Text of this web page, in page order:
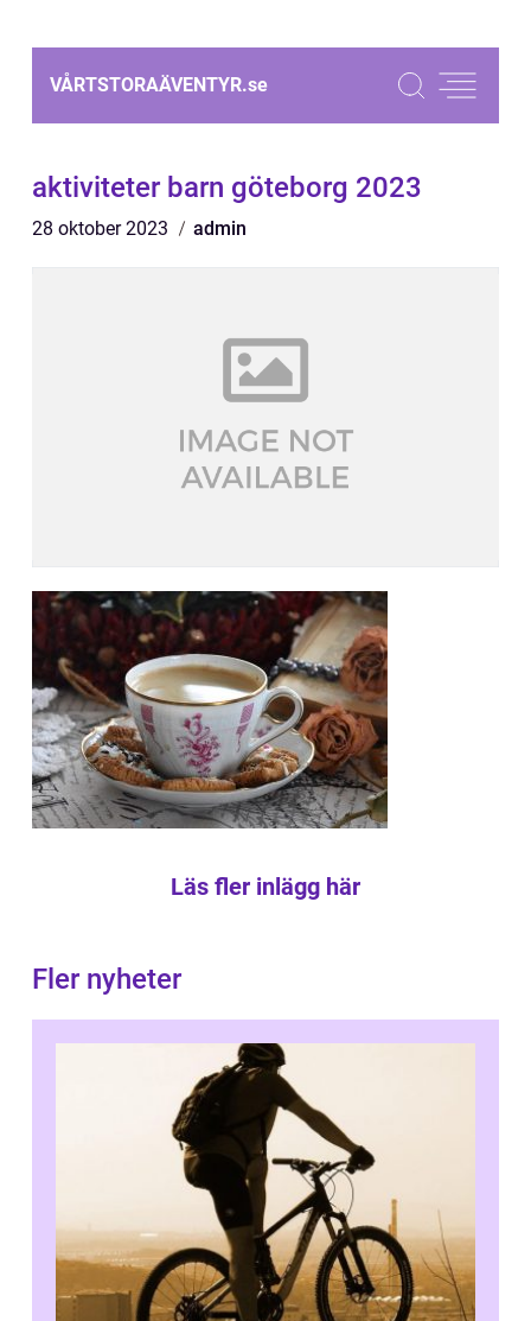
VÅRTSTORAÄVENTYR.se
aktiviteter barn göteborg 2023
28 oktober 2023 admin
Läs fler inlägg här
Fler nyheter